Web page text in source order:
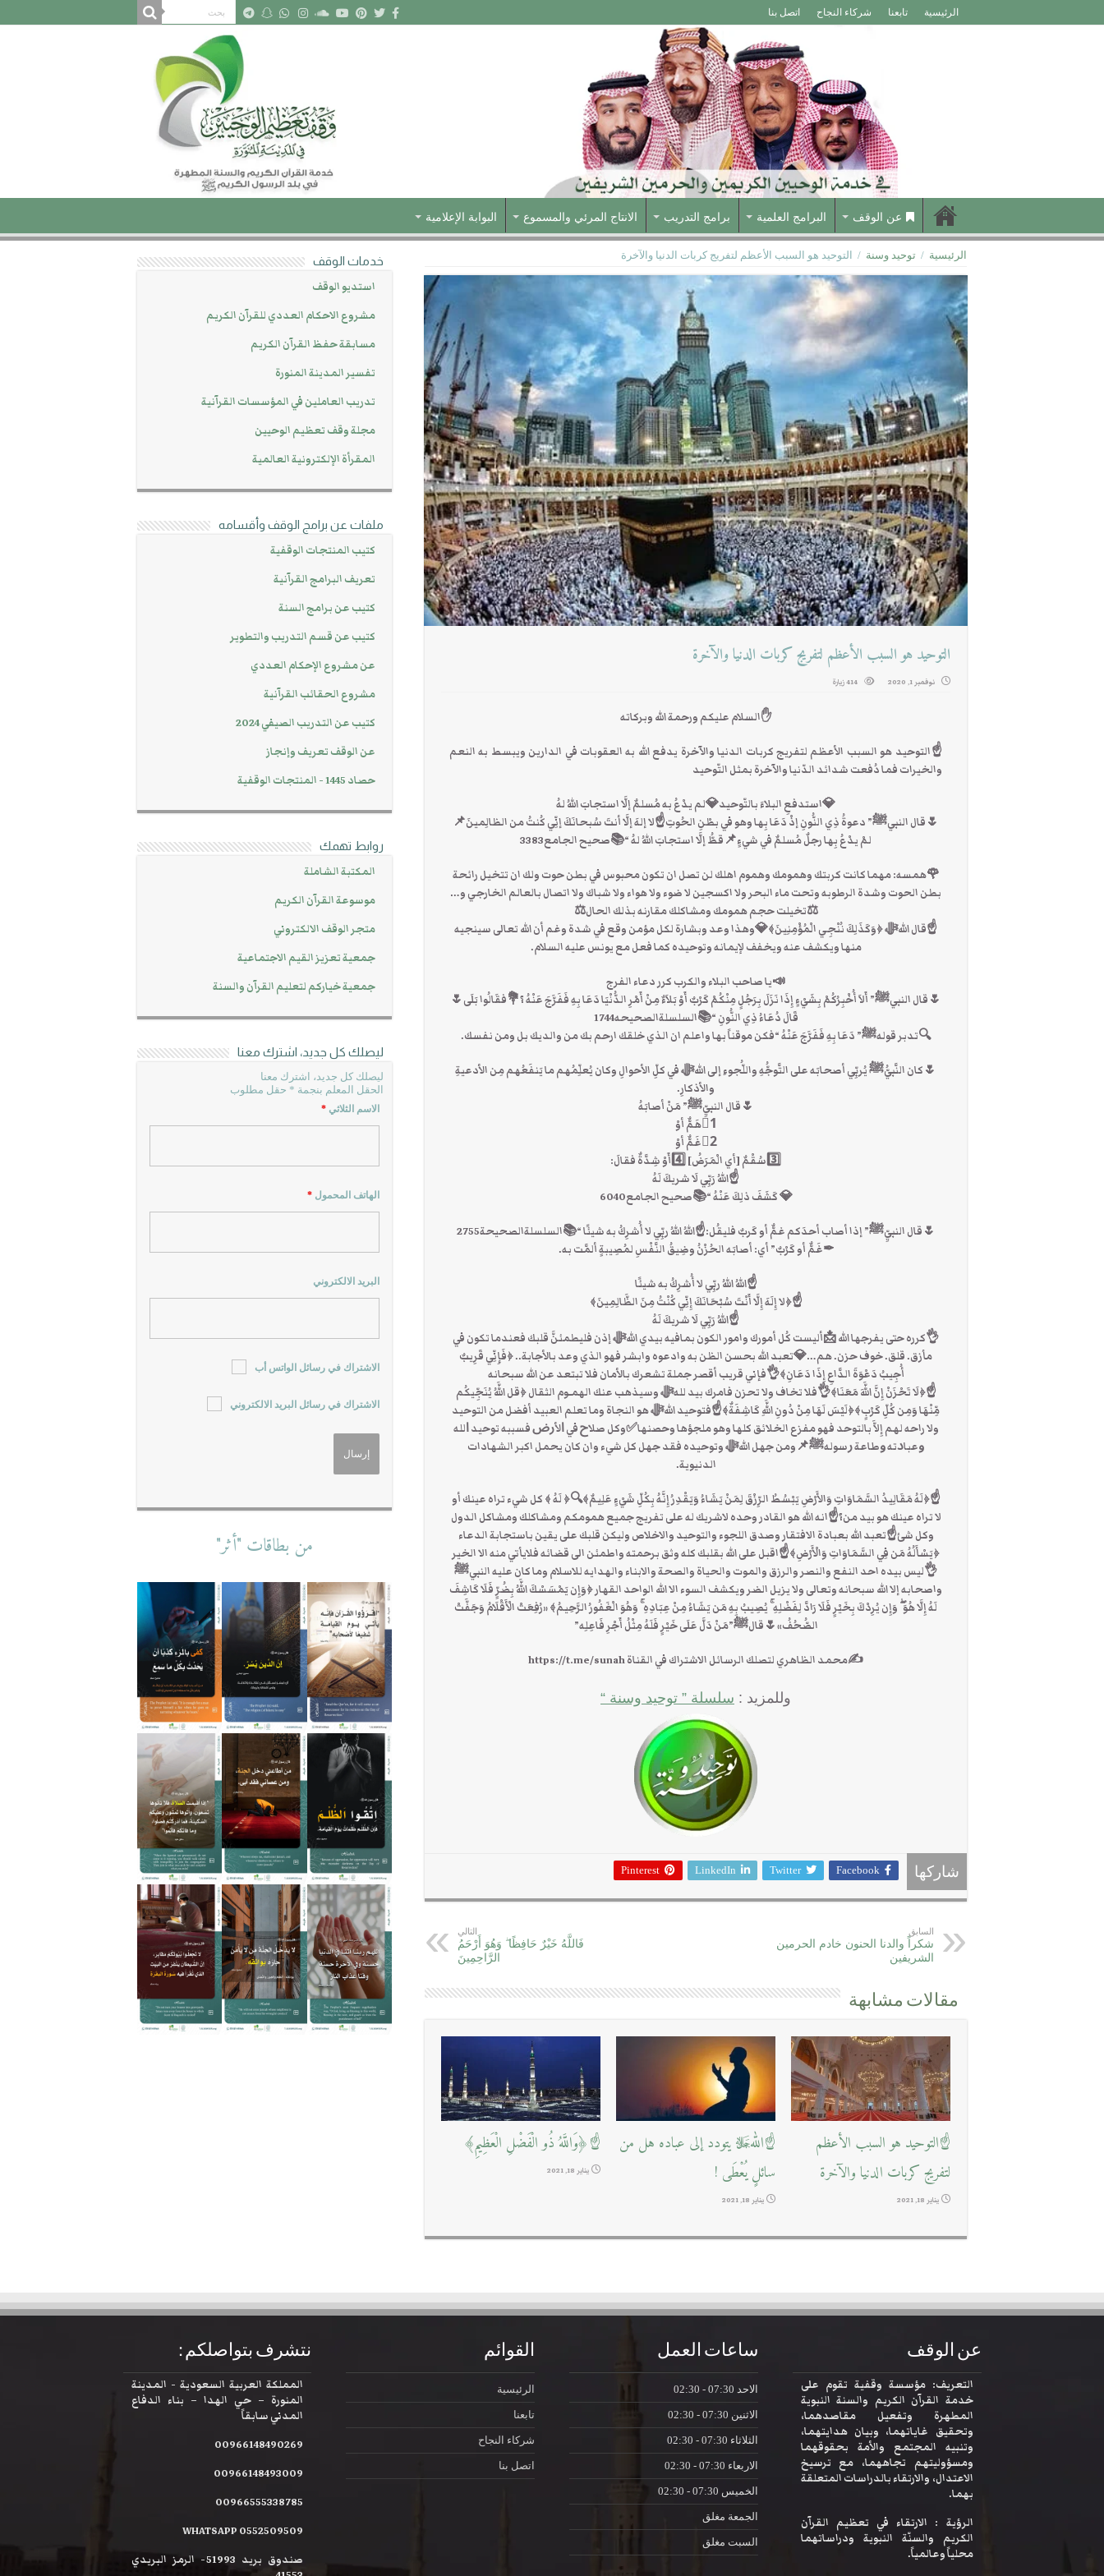
الرئيسية تابعنا شركاء النجاح اتصل بنا
عن الوقف البرامج العلمية برامج التدريب الانتاج المرئي والمسموع البوابة الإعلامية
الرئيسية / توحيد وسنة / التوحيد هو السبب الأعظم لتفريج كربات الدنيا والآخرة
التوحيد هو السبب الأعظم لتفريج كربات الدنيا والآخرة
نوفمبر 1, 2020 414 زيارة
✋السلام عليكم ورحمة الله وبركاته
☝التوحيد هو السبب الأعظم لتفريج كربات الدنيا والآخرة يدفع الله به العقوبات في الدارين ويبسط به النعم
والخيرات فما دُفعت شدائد الدّنيا والآخرة بمثل التّوحيد
💎استدفعِ البلاءَ بالتّوحيد💎لم يدْعُ به مُسلمٌ إلَّا استجابَ اللهُ لهُ
🌷قال النبيﷺ” دعوةُ ذِي النُّونِ إذْ دَعَا بِها وهو في بطْنِ الحُوتِ☝لا إلهَ إلَّا أنتَ سُبحانَكَ إنِّي كُنتُ من الظالِمينَ📌
لمْ يدْعُ بِها رجلٌ مُسلمٌ في شيءٍ📌قطُّ إلَّا استجابَ اللهُ لهُ “📚صحيح الجامع3383
🌹همسه: مهما كانت كربتك وهمومك وهموم اهلك لن تصل ان تكون محبوس في بطن حوت ولك ان تتخيل رائحة
بطن الحوت وشدة الرطوبه وتحت ماء البحر ولا اكسجين لا ضوء ولا هواء ولا شباك ولا اتصال بالعالم الخارجي و…
⚖️تخيلت حجم همومك ومشاكلك مقارنه بذلك الحال⚖️
☝قال اللهﷻ ﴿وَكَذَلِكَ نُنْجِي الْمُؤْمِنِينَ﴾💎وهذا وعد وبشارة لكل مؤمن وقع في شدة وغم أن الله تعالى سينجيه
منها ويكشف عنه ويخفف لإيمانه وتوحيده كما فعل مع يونس عليه السلام.
📣يا صاحب البلاء والكرب كرر دعاء الفرج
🌷قال النبيﷺ” أَلاَ أُخْبِرُكُمْ بِشَيْءٍ إِذَا نَزَلَ بِرَجُلٍ مِنْكُمْ كَرْبٌ أَوْ بَلاَءٌ مِنْ أَمْرِ الدُّنْيَا دَعَا بِهِ فَفَرَّجَ عَنْهُ ؟💐فقَالُوا بَلَى🌷
قَالَ دُعَاءُ ذِي النُّونِ “📚السلسلةالصحيحه1744
🔍تدبر قولهﷺ” دَعَا بِهِ فَفَرَّجَ عَنْهُ “فكن موقناً بها واعلم ان الذي خلقك ارحم بك من والديك بل ومن نفسك.
🌷كان النَّبيُّﷺ يُربِّي أصحابَه على التَّوجُّهِ واللُّجوءِ إلى اللهﷻ في كلِّ الأحوالِ وكان يُعلِّمُهم ما يَنفَعُهم مِن الأدعيةِ
والأذكارِ.
🌷قال النبيِّﷺ” مَنْ أصابَهُ
1⃣هَمٌّ أوْ
2⃣غَمٌّ أوْ
3️⃣سُقْمٌ [أي الْمَرَضُ] 4️⃣أَوْ شِدَّةٌ فقالَ:
☝اللهُ رَبِّي لَا شريكَ لَهُ
💎 كَشَفَ ذلِكَ عَنْهُ “📚صحيح الجامع6040
🌷قال النبيِّﷺ” إذا أصاب أحدَكم غمٌّ أو كَربٌ فليقُل:☝اللهُ اللهُ ربِّي لا أُشرِكُ به شيئًا “📚السلسلةالصحيحة2755
✒غَمٌّ أو كَرْبٌ” أي: أصابَه الحُزْنُ وضِيقُ النَّفْسِ لمُصِيبةٍ ألمَّت به.
☝اللهُ اللهُ ربِّي لا أُشرِكُ به شيئًا
☝﴿لا إِلَهَ إِلَّا أَنْتَ سُبْحَانَكَ إِنِّي كُنْتُ مِنَ الظَّالِمِينَ﴾
☝اللهُ رَبِّي لَا شريكَ لَهُ
👌كرره حتى يفرجها الله 📩أليست كُل أمورك وامور الكون بمافيه بيدي اللهﷻ ‏إذن فليطمئنَّ قلبك فعندما تكون في
مأزق. قلق. خوف حزن. هم…💎تعبد الله بحسن الظن به وادعوه وابشر فهو الذي وعد بالأجابة.. ﴿فَإِنِّي قَرِيبٌ
أُجِيبُ دَعْوَةَ الدَّاعِ إِذَا دَعَانِ﴾👌فإني قريب أقصر جملة تشعرك بالأمان فلا تبتعد عن الله سبحانه
☝﴿لَا تَحْزَنْ إِنَّ اللَّهَ مَعَنَا﴾👌‏فلا تخاف ولا تحزن فامرك بيد للهﷻ وسيذهب عنك الهمـوم الثقال ﴿قل اللَّهُ يُنَجِّيكُم
مِّنْهَا وَمِن كُلِّ كَرْبٍ﴾﴿لَيْسَ لَهَا مِنْ دُونِ اللَّهِ كَاشِفَةٌ﴾☝فتوحيد اللهﷻ هو النجاة وما تعلم العبيد أفضل من التوحيد
ولا راحه لهم إِلاَّ بالتوحد فهو مفزع الخلائق كلها وهو ملجؤها وحصنها✅وﻛﻞ ﺻﻼﺡ ﻓﻲ ﺍﻷﺭﺽ ﻓﺴﺒﺒﻪ ﺗﻮﺣﻴﺪ ﺍﻟﻠﻪ
ﻭﻋﺒﺎﺩﺗﻪ ﻭﻃﺎﻋﺔ ﺭﺳﻮﻟﻪﷺ📌ومن جهل اللهﷻ وتوحيده فقد جهل كل شيء وان كان يحمل اكبر الشهادات
الدنيوية.
☝﴿لَهُ مَقَالِيدُ السَّمَاوَاتِ وَالأَرْضِ يَبْسُطُ الرِّزْقَ لِمَنْ يَشَاءُ وَيَقْدِرُ إِنَّهُ بِكُلِّ شَيْءٍ عَلِيمٌ﴾🔍﴿ لَهُ ﴾ كل شيء تراه عينك أو
لا تراه عينك هو بيد من؟☝انه الله هو القادر وحده لاشريك له على تفريج جميع همومكم ومشاكلك ومشاكل الدول
وكل شئ☝تعبد الله بعبادة الافتقار وصدق اللجوء والتوحيد والاخلاص وليكن قلبك على يقين باستجابة الدعاء
﴿يَسْأَلُهُ مَن فِي السَّمَاوَاتِ وَالْأَرْضِ﴾☝اقبل على الله بقلبك كله وثق برحمته واطمئن الى قضائه فلايأتي منه الا الخير
👌ليس بيده احد النفع والنصر والرزق والموت والحياة والصحة والابناء والهدايه للاسلام وما كان عليه النبيﷺ
واصحابه إﻻ الله سبحانه وتعالى ولا يزيل الضر ويكشف السوء الا الله الواحد القهار ﴿وَإِن يَمْسَسْكَ اللَّهُ بِضُرٍّ فَلَا كَاشِفَ
لَهُ إِلَّا هُوَ ۖ وَإِن يُرِدْكَ بِخَيْرٍ فَلَا رَادَّ لِفَضْلِهِ ۚ يُصِيبُ بِهِ مَن يَشَاءُ مِنْ عِبَادِهِ ۚ وَهُوَ الْغَفُورُ الرَّحِيمُ﴾ «رُفِعَتْ الْأَقْلَامُ وَجَفَّتْ
الصُّحُفُ»🌷قالﷺ”مَنْ دَلَّ عَلَى خَيْرٍ فَلَهُ مِثْلُ أَجْرِ فَاعِلِه”
✍محمد الظاهري لتصلك الرسائل الاشتراك في القناة https://t.me/sunah
وللمزيد : سلسلة ” توحيد وسنة “
شاركها Facebook
Twitter
LinkedIn
Pinterest
السابق
شكراً والدنا الحنون خادم الحرمين
الشريفين
التالي
فَاللَّهُ خَيْرٌ حَافِظًا ۖ وَهُوَ أَرْحَمُ
الرَّاحِمِينَ
مقالات مشابهة
☝التوحيد هو السبب الأعظم
لتفريج كربات الدنيا والآخرة
يناير 18, 2021
☝اللهﷻ يتودد إلى عباده هل من
سائلٍ يُعْطَى !
يناير 18, 2021
☝﴿وَاللَّهُ ذُو الْفَضْلِ الْعَظِيمِ﴾
يناير 18, 2021
خدمات الوقف
استديو الوقف
مشروع الاحكام العددي للقرآن الكريم
مسابقة حفظ القرآن الكريم
تفسير المدينة المنورة
تدريب العاملين في المؤسسات القرآنية
مجلة وقف تعظيم الوحيين
المقرأة الإلكترونية العالمية
ملفات عن برامج الوقف وأقسامه
كتيب المنتجات الوقفية
تعريف البرامج القرآنية
كتيب عن برامج السنة
كتيب عن قسم التدريب والتطوير
عن مشروع الإحكام العددي
مشروع الحقائب القرآنية
كتيب عن التدريب الصيفي 2024
عن الوقف تعريف وإنجاز
حصاد 1445 - المنتجات الوقفية
روابط تهمك
المكتبة الشاملة
موسوعة القرآن الكريم
متجر الوقف الالكتروني
جمعية تعزيز القيم الاجتماعية
جمعية خياركم لتعليم القرآن والسنة
ليصلك كل جديد، اشترك معنا
ليصلك كل جديد، اشترك معنا
الحقل المعلم بنجمة * حقل مطلوب
الاسم الثلاثي *
الهاتف المحمول *
البريد الالكتروني
الاشتراك في رسائل الواتس أب
الاشتراك في رسائل البريد الالكتروني
من بطاقات "أثر"
عن الوقف
التعريف: مؤسسة وقفية تقوم على
خدمة القرآن الكريم والسنة النبوية
المطهرة وتفعيل مقاصدهما،
وتحقيق غاياتهما، وبيان هدايتهما،
وتنبيه المجتمع والأمة بحقوقهما
ومسؤوليتهم تجاههما، مع ترسيخ
الاعتدال، والارتقاء بالدراسات المتعلقة
بهما.
الرؤية : الارتقاء في تعظيم القرآن
الكريم والسنّة النبوية ودراساتهما
محلياً وعالمياً.
ساعات العمل
الاحد
الاثنين
الثلاثاء
الاربعاء
الخميس
الجمعة مغلق
السبت مغلق
القوائم
الرئيسية
تابعنا
شركاء النجاح
اتصل بنا
نتشرف بتواصلكم :
المملكة العربية السعودية - المدينة
المنورة – حي الهدا – بناء الدفاع
المدني سابقاً
00966148490269
00966148493009
00966555338785
WHATSAPP 0552509509
صندوق بريد 51993- الرمز البريدي